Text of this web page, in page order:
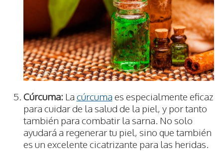
Cúrcuma: La cúrcuma es especialmente eficaz
para cuidar de la salud de la piel, y por tanto
también para combatir la sarna. No solo
ayudará a regenerar tu piel, sino que también
es un excelente cicatrizante para las heridas.